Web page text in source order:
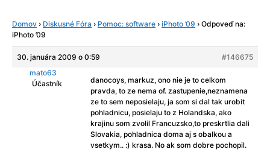
Domov › Diskusné Fóra › Pomoc: software › iPhoto ’09 › Odpoveď na:
iPhoto ’09
30. januára 2009 o 0:59
#146675
mato63
Účastník
danocoys, markuz, ono nie je to celkom
pravda, to ze nema of. zastupenie,neznamena
ze to sem neposielaju, ja som si dal tak urobit
pohladnicu, posielaju to z Holandska, ako
krajinu som zvolil Francuzsko,to preskrtlia dali
Slovakia, pohladnica doma aj s obalkou a
vsetkym.. :) krasa. No ak som dobre pochopil.